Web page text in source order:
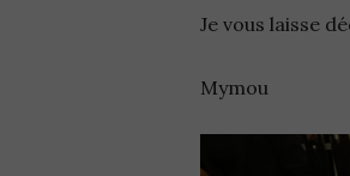
Je vous laisse
Mymou